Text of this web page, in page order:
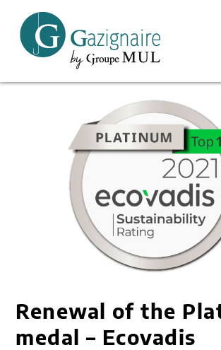
Renewal of the
medal – Ecovadis